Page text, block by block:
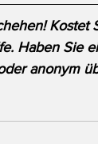
Kostet
Haben Sie
anonym